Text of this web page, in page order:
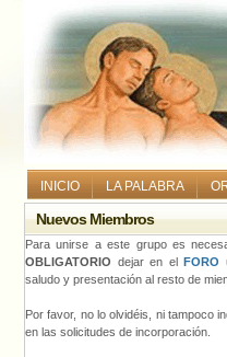
INICIO LA PALABRA
Nuevos Miembros
Para unirse a este grupo es
OBLIGATORIO dejar en el FORO
saludo y presentación al resto de
Por favor, no lo olvidéis, ni tampoco
en las solicitudes de incorporación.